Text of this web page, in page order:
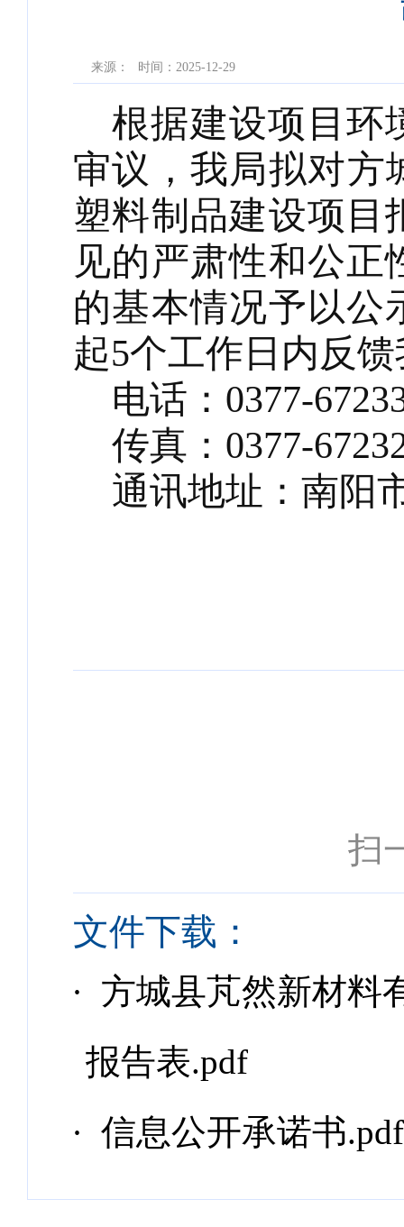
来源： 时间：2025-12-29
根据建设项目环
审议，我局拟对方
塑料制品建设项目
见的严肃性和公
的基本情况予以公
起5个工作日内反
电话： 0377-
传真： 0377-
通讯地址：南阳
扫
文件下载：
· 方城县芃然新材料
报告表.pdf
· 信息公开承诺书.pdf